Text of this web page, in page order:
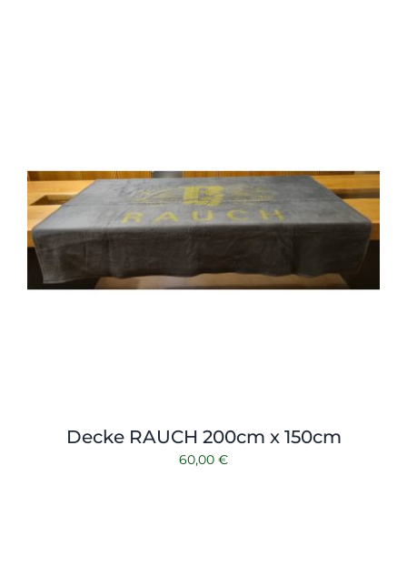
Decke RAUCH 200cm x 150cm
60,00 €